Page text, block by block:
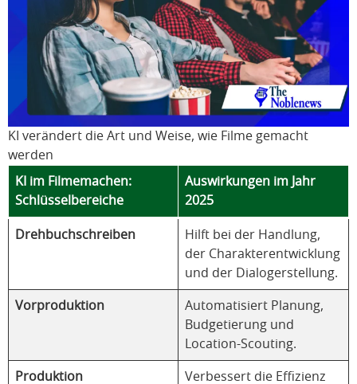
KI verändert die Art und Weise, wie Filme gemacht
werden
KI im Filmemachen:
Schlüsselbereiche
Auswirkungen im Jahr
2025
Drehbuchschreiben
Hilft bei der Handlung,
der Charakterentwicklung
und der Dialogerstellung.
Vorproduktion
Automatisiert Planung,
Budgetierung und
Location-Scouting.
Produktion
Verbessert die Effizienz